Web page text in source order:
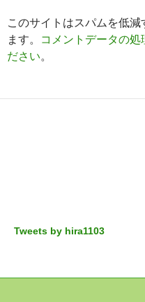
このサイトはスパムを低
ます。
コメントデータの処
ださい。
Tweets by hira1103